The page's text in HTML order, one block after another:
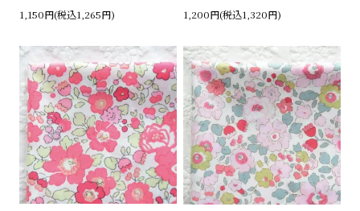
1,150円(税込1,265円)
1,200円(税込1,320円)